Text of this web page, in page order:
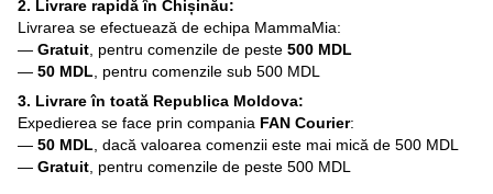
2. Livrare rapidă în Chișinău:
Livrarea se efectuează de echipa MammaMia:
— Gratuit , pentru comenzile de peste 500 MDL
— 50 MDL , pentru comenzile sub 500 MDL
3. Livrare în toată Republica Moldova:
Expedierea se face prin compania FAN Courier:
— 50 MDL , dacă valoarea comenzii este mai mică de 500 MDL
— Gratuit , pentru comenzile de peste 500 MDL